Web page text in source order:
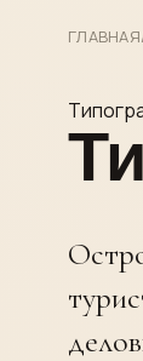
ГЛАВНАЯ